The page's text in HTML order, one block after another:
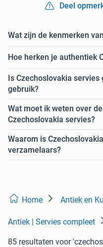
Deel
Wat zijn de kenmerken
Hoe herken je authentiek
Is Czechoslovakia
gebruik?
Wat moet ik weten over
Czechoslovakia servies?
Waarom is
verzamelaars?
Home Antiek en
Antiek | Servies compleet
85 resultaten voor